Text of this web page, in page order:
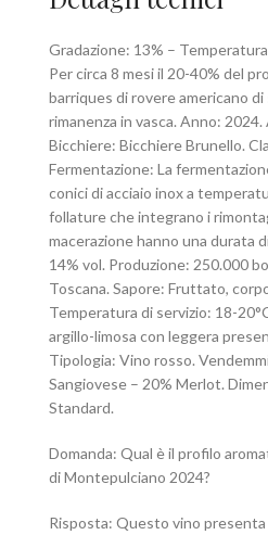
Gradazione: 13% –
Per circa 8 mesi il 20-40% del
barriques di rovere americano
rimanenza in vasca. Anno: 2024.
Bicchiere: Bicchiere Brunello.
Fermentazione: La
conici di acciaio inox a
follature che integrano i
macerazione hanno una durata
14% vol. Produzione: 250.000
Toscana. Sapore: Fruttato,
Temperatura di servizio: 18-
argillo-limosa con leggera
Tipologia: Vino rosso.
Sangiovese – 20% Merlot.
Standard.
Domanda: Qual è il profilo
di Montepulciano 2024?
Risposta: Questo vino